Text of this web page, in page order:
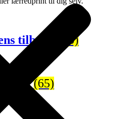
tilbud (120)
(65)